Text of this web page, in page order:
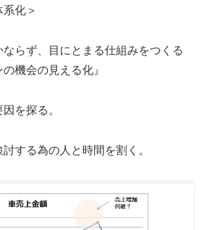
化＞
ならず、目にとまる仕組みをつくる
機会の見える化』
を探る。
する為の人と時間を割く。